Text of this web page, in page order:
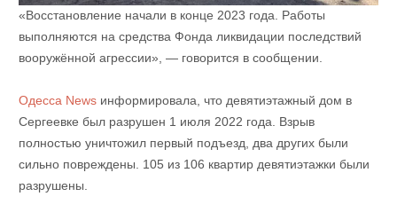
«Восстановление начали в конце 2023 года. Работы
выполняются на средства Фонда ликвидации последствий
вооружённой агрессии», — говорится в сообщении.
Одесса Newsинформировала, что девятиэтажный дом в
Сергеевке был разрушен 1 июля 2022 года. Взрыв
полностью уничтожил первый подъезд, два других были
сильно повреждены. 105 из 106 квартир девятиэтажки были
разрушены.